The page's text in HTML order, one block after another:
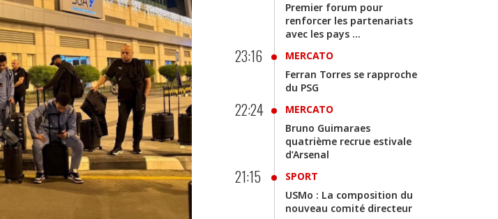
Premier forum pour
renforcer les partenariats
avec les pays ...
23:16
MERCATO
Ferran Torres se rapproche
du PSG
22:24
MERCATO
Bruno Guimaraes
quatrième recrue estivale
d’Arsenal
21:15
SPORT
USMo : La composition du
nouveau comité directeur